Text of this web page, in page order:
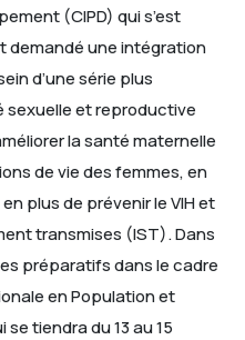
(CIPD) qui s’est
demandé une intégration
d’une série plus
sexuelle et reproductive
la santé maternelle
de vie des femmes, en
plus de prévenir le VIH et
transmises (IST).Dans
préparatifs dans le cadre
en Population et
tiendra du 13 au 15